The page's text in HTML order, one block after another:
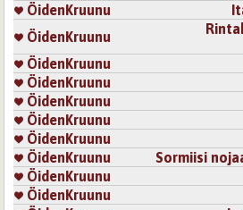
ÖidenKruunu
ÖidenKruunu
ÖidenKruunu
ÖidenKruunu
ÖidenKruunu
ÖidenKruunu
ÖidenKruunu
ÖidenKruunu
Sormiisi
ÖidenKruunu
ÖidenKruunu